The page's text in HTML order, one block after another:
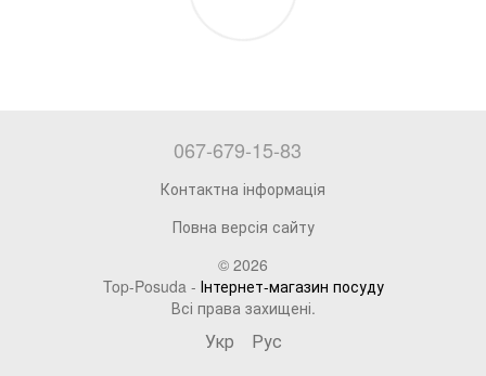
067-679-15-83
Контактна інформація
Повна версія сайту
© 2026
Top-Posuda - Інтернет-магазин посуду
Всі права захищені.
Укр Рус